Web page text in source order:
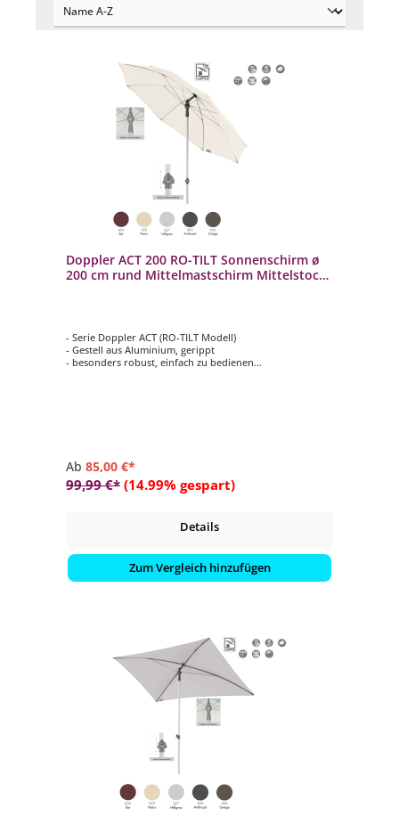
Doppler ACT 200 RO-TILT Sonnenschirm ø
200 cm rund Mittelmastschirm Mittelstock
- Serie Doppler ACT (RO-TILT Modell)
- Gestell aus Aluminium, gerippt
- besonders robust, einfach zu bedienen
Ab 85,00 €*
99,99 €* (14.99% gespart)
Details
Zum Vergleich hinzufügen